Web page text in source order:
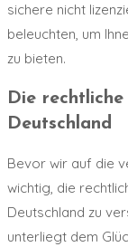
sichere nicht
beleuchten, um
zu bieten.
Die
Deutschland
Bevor wir auf die
wichtig, die
Deutschland zu
unterliegt dem